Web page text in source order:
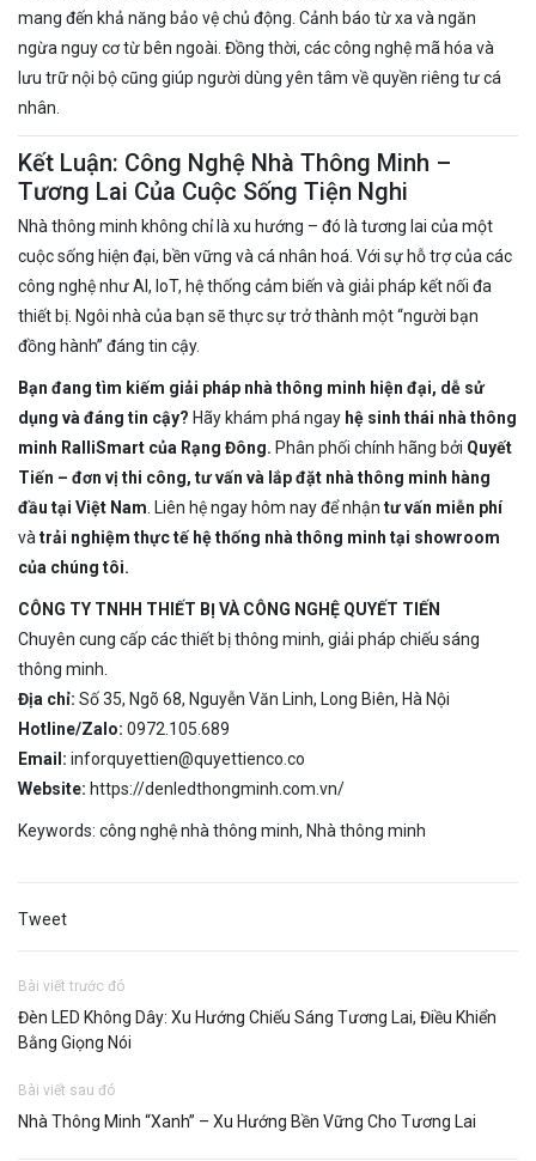
mang đến khả năng bảo vệ chủ động. Cảnh báo từ xa và ngăn
ngừa nguy cơ từ bên ngoài. Đồng thời, các công nghệ mã hóa và
lưu trữ nội bộ cũng giúp người dùng yên tâm về quyền riêng tư cá
nhân.
Kết Luận: Công Nghệ Nhà Thông Minh –
Tương Lai Của Cuộc Sống Tiện Nghi
Nhà thông minh không chỉ là xu hướng – đó là tương lai của một
cuộc sống hiện đại, bền vững và cá nhân hoá. Với sự hỗ trợ của các
công nghệ như AI, IoT, hệ thống cảm biến và giải pháp kết nối đa
thiết bị. Ngôi nhà của bạn sẽ thực sự trở thành một “người bạn
đồng hành” đáng tin cậy.
Bạn đang tìm kiếm giải pháp nhà thông minh hiện đại, dễ sử
dụng và đáng tin cậy? Hãy khám phá ngay hệ sinh thái nhà thông
minh RalliSmart của Rạng Đông. Phân phối chính hãng bởi Quyết
Tiến – đơn vị thi công, tư vấn và lắp đặt nhà thông minh hàng
đầu tại Việt Nam. Liên hệ ngay hôm nay để nhận tư vấn miễn phí
vàtrải nghiệm thực tế hệ thống nhà thông minh tại showroom
của chúng tôi.
CÔNG TY TNHH THIẾT BỊ VÀ CÔNG NGHỆ QUYẾT TIẾN
Chuyên cung cấp các thiết bị thông minh, giải pháp chiếu sáng
thông minh.
Địa chỉ: Số 35, Ngõ 68, Nguyễn Văn Linh, Long Biên, Hà Nội
Hotline/Zalo: 0972.105.689
Email: inforquyettien@quyettienco.co
Website: https://denledthongminh.com.vn/
Keywords: công nghệ nhà thông minh, Nhà thông minh
Tweet
Bài viết trước đó
Đèn LED Không Dây: Xu Hướng Chiếu Sáng Tương Lai, Điều Khiển
Bằng Giọng Nói
Bài viết sau đó
Nhà Thông Minh “Xanh” – Xu Hướng Bền Vững Cho Tương Lai